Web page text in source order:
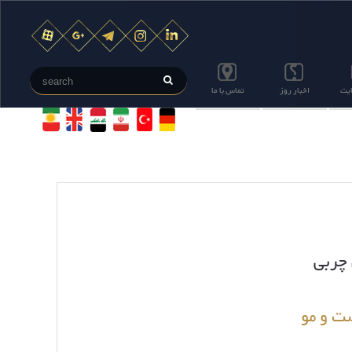
اخبار روز تماس با ما
و مو